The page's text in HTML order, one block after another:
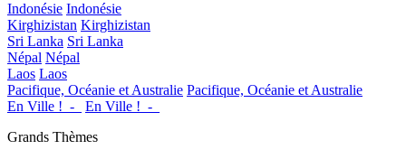
Indonésie Indonésie
Kirghizistan Kirghizistan
Sri Lanka Sri Lanka
Népal Népal
Laos Laos
Pacifique, Océanie et Australie Pacifique, Océanie et Australie
En Ville !_-_
En Ville !_-_
Grands Thèmes